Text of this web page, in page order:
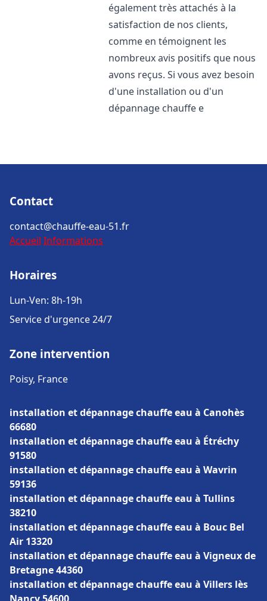
également très attachés à la
satisfaction de nos clients,
comme en témoignent les
nombreux avis positifs que nous
avons reçus. Si vous avez besoin
d'une installation ou d'un
dépannage chauffe e
Contact
contact@chauffe-eau-51.fr
Accueil Informations
Horaires
Lun-Ven: 8h-19h
Service d'urgence 24/7
Zone intervention
Poisy, France
installation et dépannage chauffe eau à Canohès
66680
installation et dépannage chauffe eau à Étréchy
91580
installation et dépannage chauffe eau à Wavrin
59136
installation et dépannage chauffe eau à Tullins
38210
installation et dépannage chauffe eau à Bouc Bel
Air 13320
installation et dépannage chauffe eau à Vigneux de
Bretagne 44360
installation et dépannage chauffe eau à Villers lès